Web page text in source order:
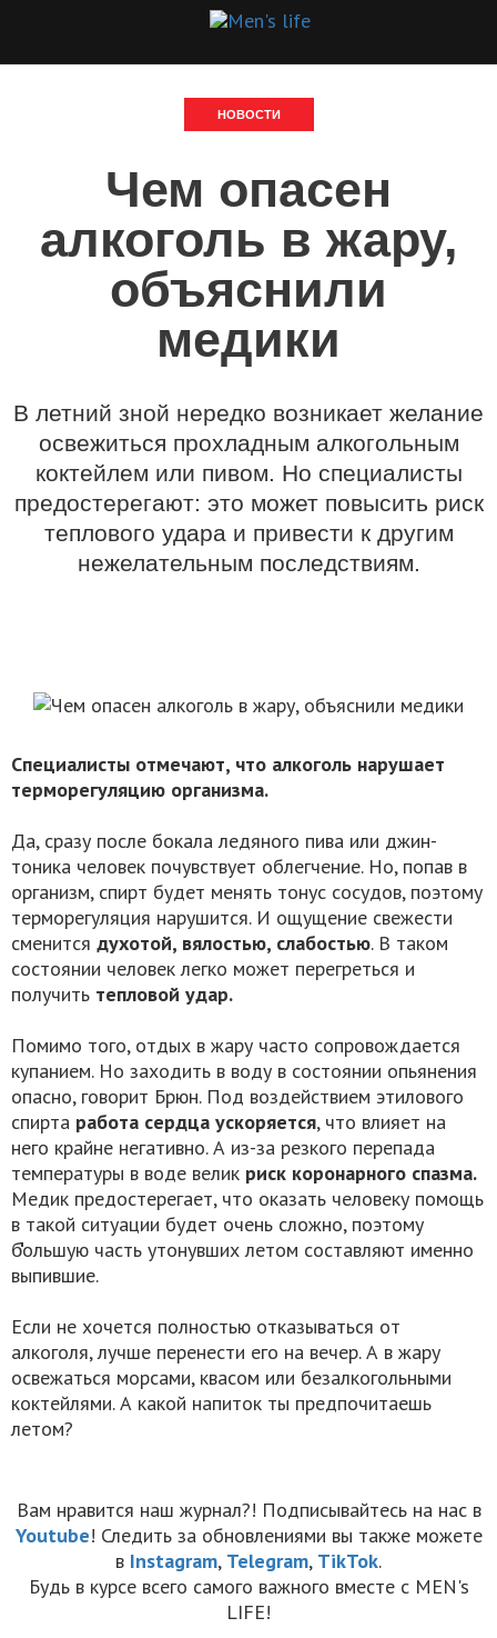
НОВОСТИ
Чем опасен
алкоголь в жару,
объяснили
медики
В летний зной нередко возникает желание
освежиться прохладным алкогольным
коктейлем или пивом. Но специалисты
предостерегают: это может повысить риск
теплового удара и привести к другим
нежелательным последствиям.
Специалисты отмечают, что алкоголь нарушает
терморегуляцию организма.
Да, сразу после бокала ледяного пива или джин-
тоника человек почувствует облегчение. Но, попав в
организм, спирт будет менять тонус сосудов, поэтому
терморегуляция нарушится. И ощущение свежести
сменится духотой, вялостью, слабостью. В таком
состоянии человек легко может перегреться и
получить тепловой удар.
Помимо того, отдых в жару часто сопровождается
купанием. Но заходить в воду в состоянии опьянения
опасно, говорит Брюн. Под воздействием этилового
спирта работа сердца ускоряется, что влияет на
него крайне негативно. А из-за резкого перепада
температуры в воде велик риск коронарного спазма.
Медик предостерегает, что оказать человеку помощь
в такой ситуации будет очень сложно, поэтому
б̒̕̕ольшую часть утонувших летом составляют именно
выпившие.
Если не хочется полностью отказываться от
алкоголя, лучше перенести его на вечер. А в жару
освежаться морсами, квасом или безалкогольными
коктейлями. А какой напиток ты предпочитаешь
летом?
Вам нравится наш журнал?! Подписывайтесь на нас в
Youtube! Следить за обновлениями вы также можете
в Instagram, Telegram, TikTok.
Будь в курсе всего самого важного вместе с MEN's
LIFE!